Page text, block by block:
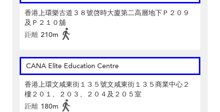
香港上環樂古道３８號啓時大廈第二高層地下Ｐ２０９
及Ｐ２１０舖
距離 210m
CANA Elite Education Centre
香港上環文咸東街１３５號文咸東街１３５商業中心２
樓２０１、２０３、２０４及２０５室
距離 180m